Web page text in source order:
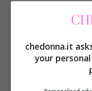
Per evitare
alla radice dei
chedonna.it
your